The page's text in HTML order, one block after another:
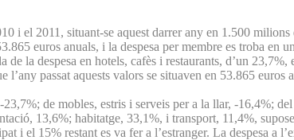
el 2011, situant-se aquest darrer any en 1.500 milions
euros anuals, i la despesa per membre es troba en
la despesa en hotels, cafès i restaurants, d’un
passat aquests valors se situaven en 53.865
de mobles, estris i serveis per a la llar, -16,4%;
13,6%; habitatge, 33,1%, i transport, 11,4%,
i el 15% restant es va fer a l’estranger. La despesa a